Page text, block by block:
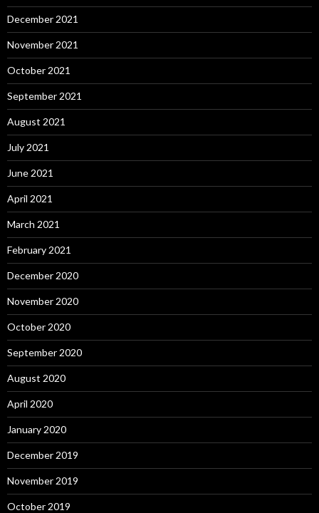
December 2021
November 2021
October 2021
September 2021
August 2021
July 2021
June 2021
April 2021
March 2021
February 2021
December 2020
November 2020
October 2020
September 2020
August 2020
April 2020
January 2020
December 2019
November 2019
October 2019